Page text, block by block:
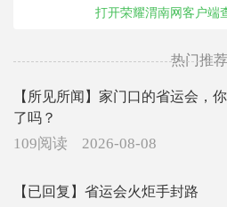
打开荣耀渭南网客户端
热门推荐
【所见所闻】家门口的省运会，
了吗？
109阅读 2026-08-08
【已回复】省运会火炬手封路